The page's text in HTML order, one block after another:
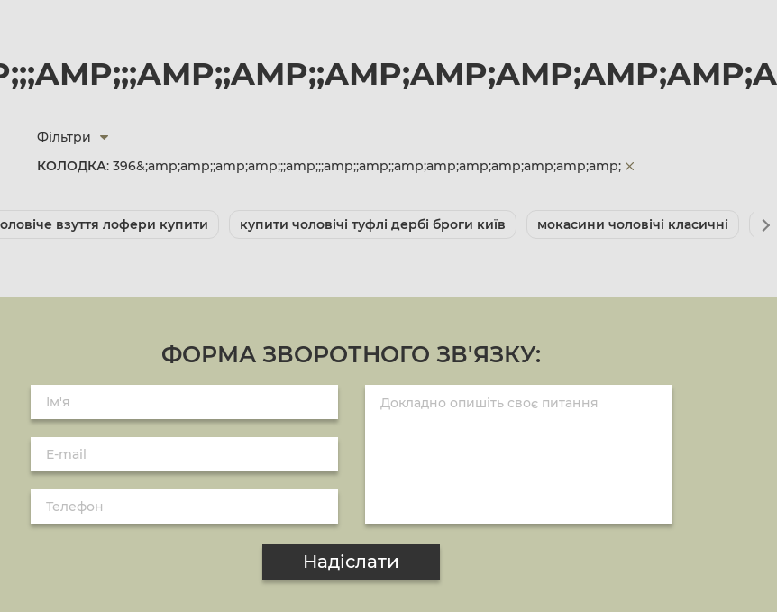
Фільтри
КОЛОДКА: 396&;amp;amp;;amp;amp;;;amp;;;amp;;amp;;amp;amp;amp;amp;amp;amp;amp;
взуття лофери купити купити чоловічі туфлі дербі броги київ мокасини чоловічі класичні
ФОРМА ЗВОРОТНОГО ЗВ'ЯЗКУ:
Надіслати